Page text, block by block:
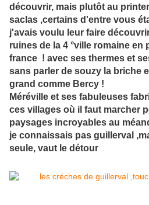
découvrir, mais plutôt au
saclas ,certains d'entre vous
j'avais voulu leur faire
ruines de la 4 °ville romaine en
france ! avec ses thermes et
sans parler de souzy la briche
grand comme Bercy !
Méréville et ses fabuleuses
ces villages où il faut marcher
paysages incroyables au
je connaissais pas guillerval
seule, vaut le détour